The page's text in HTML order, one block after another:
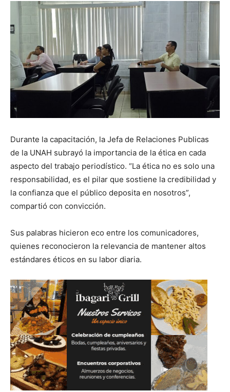
Durante la capacitación, la Jefa de Relaciones Publicas
de la UNAH subrayó la importancia de la ética en cada
aspecto del trabajo periodístico. “La ética no es solo una
responsabilidad, es el pilar que sostiene la credibilidad y
la confianza que el público deposita en nosotros”,
compartió con convicción.
Sus palabras hicieron eco entre los comunicadores,
quienes reconocieron la relevancia de mantener altos
estándares éticos en su labor diaria.